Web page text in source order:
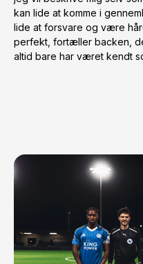
kan lide at komme i
lide at forsvare og være
perfekt, fortæller backen,
altid bare har været kendt